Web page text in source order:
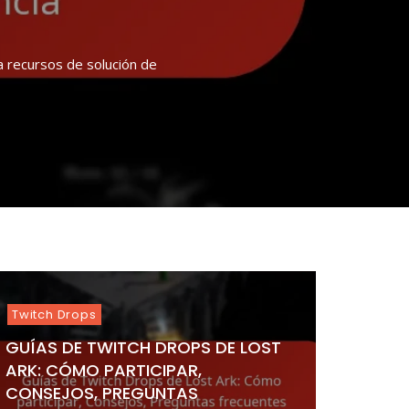
recursos de solución de
exclusivas dentro
recompensas dentro
valiosas al ver
que cumplen
y promociones
Twitch Drops
GUÍAS DE TWITCH DROPS DE LOST
ARK: CÓMO PARTICIPAR,
CONSEJOS, PREGUNTAS